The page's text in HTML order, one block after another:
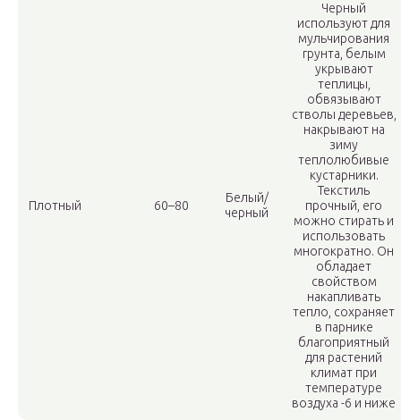
Плотный 60–80
Белый/
черный
Черный
используют для
мульчирования
грунта, белым
укрывают
теплицы,
обвязывают
стволы деревьев,
накрывают на
зиму
теплолюбивые
кустарники.
Текстиль
прочный, его
можно стирать и
использовать
многократно. Он
обладает
свойством
накапливать
тепло, сохраняет
в парнике
благоприятный
для растений
климат при
температуре
воздуха -6 и ниже